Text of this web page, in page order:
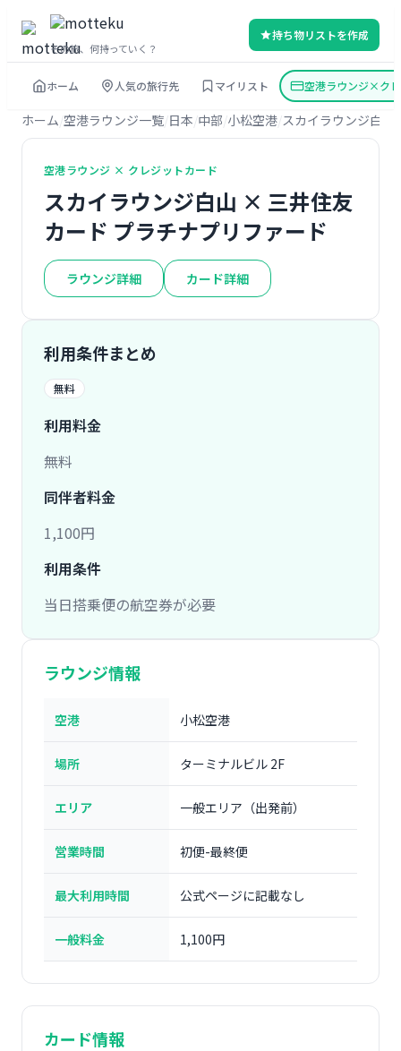
その旅、何持っていく？
持ち物リストを作成
ホーム 人気の旅行先 マイリスト 空港ラウンジ×ク
ホーム 空港ラウンジ一覧 日本 中部 小松空港 スカイラウンジ白山
空港ラウンジ × クレジットカード
スカイラウンジ白山 × 三井住友
カード プラチナプリファード
ラウンジ詳細 カード詳細
利用条件まとめ
無料
利用料金
無料
同伴者料金
1,100円
利用条件
当日搭乗便の航空券が必要
ラウンジ情報
空港 小松空港
場所 ターミナルビル 2F
エリア 一般エリア（出発前）
営業時間 初便-最終便
最大利用時間 公式ページに記載なし
一般料金 1,100円
カード情報